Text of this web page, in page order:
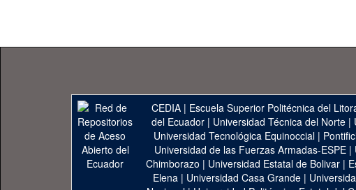
CEDIA | Escuela Superior Politécnica del
del Ecuador| Universidad Técnica del Norte|
Universidad Tecnológica Equinoccial|
Universidad de las Fuerzas Armadas-ESPE |
Chimborazo | Universidad Estatal de Bolivar|
Elena | Universidad Casa Grande |